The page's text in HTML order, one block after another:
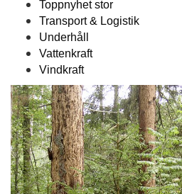
Toppnyhet stor
Transport & Logistik
Underhåll
Vattenkraft
Vindkraft